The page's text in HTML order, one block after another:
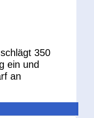
350
ein und
an